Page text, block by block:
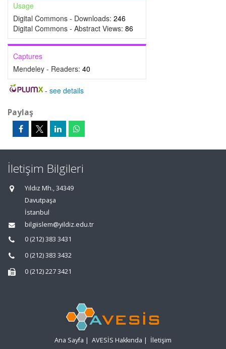
Usage
Digital Commons - Downloads: 246
Digital Commons - Abstract Views: 86
Captures
Mendeley - Readers: 40
- see details
Paylaş
İletişim Bilgileri
Yıldız Mh., 34349
Davutpaşa
İstanbul
bilgiislem@yildiz.edu.tr
0 (212) 383 3431
0 (212) 383 3432
0 (212) 227 3421
Ana Sayfa | AVESİS Hakkında | İletişim